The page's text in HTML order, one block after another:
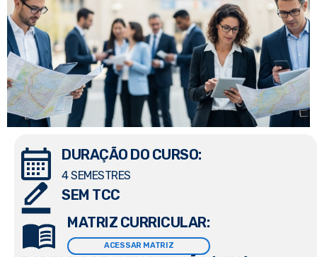
DURAÇÃO DO CURSO:
4 SEMESTRES
SEM TCC
MATRIZ CURRICULAR:
ACESSAR MATRIZ